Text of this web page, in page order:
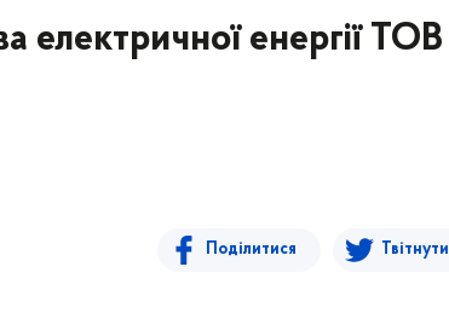
електричної енергії ТОВ
Поділитися Твітнути